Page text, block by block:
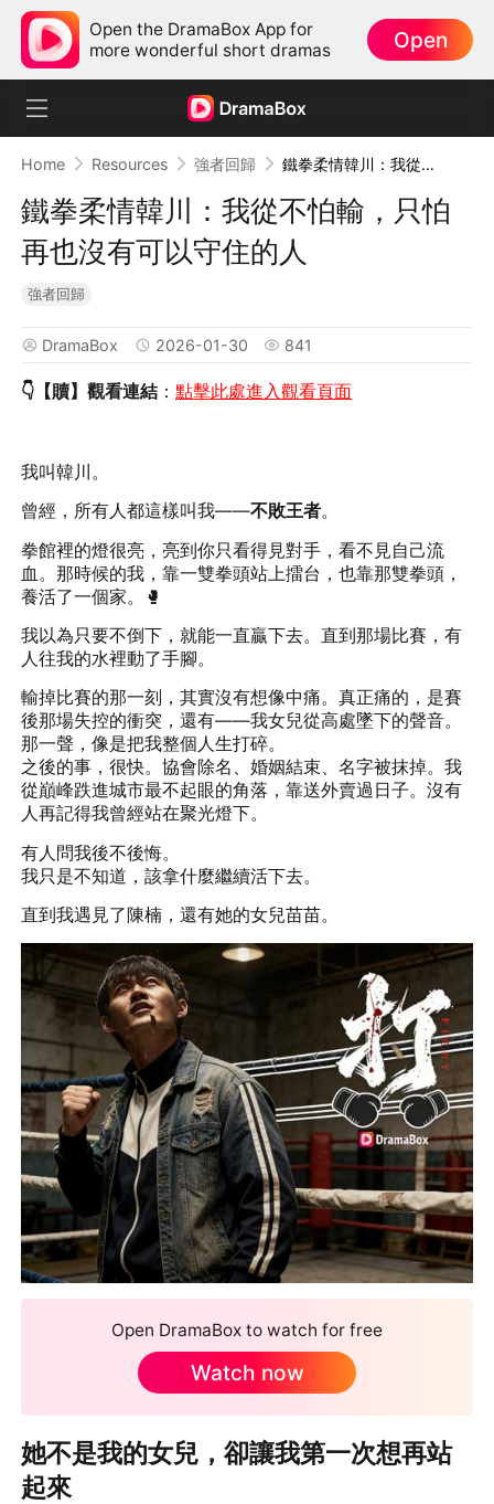
Open the DramaBox App for
more wonderful short dramas
Open
Home Resources 強者回歸 鐵拳柔情韓川：我從不怕輸，只怕再也沒有可以守住的人
鐵拳柔情韓川：我從不怕輸，只怕
再也沒有可以守住的人
強者回歸
DramaBox 2026-01-30 841
👇【贖】觀看連結 ：點擊此處進入觀看頁面
我叫韓川。
曾經，所有人都這樣叫我——不敗王者。
拳館裡的燈很亮，亮到你只看得見對手，看不見自己流
血。那時候的我，靠一雙拳頭站上擂台，也靠那雙拳頭，
養活了一個家。🥊
我以為只要不倒下，就能一直贏下去。直到那場比賽，有
人往我的水裡動了手腳。
輸掉比賽的那一刻，其實沒有想像中痛。真正痛的，是賽
後那場失控的衝突，還有——我女兒從高處墜下的聲音。
那一聲，像是把我整個人生打碎。
之後的事，很快。協會除名、婚姻結束、名字被抹掉。我
從巔峰跌進城市最不起眼的角落，靠送外賣過日子。沒有
人再記得我曾經站在聚光燈下。
有人問我後不後悔。
我只是不知道，該拿什麼繼續活下去。
直到我遇見了陳楠，還有她的女兒苗苗。
Open DramaBox to watch for free
Watch now
她不是我的女兒，卻讓我第一次想再站
起來